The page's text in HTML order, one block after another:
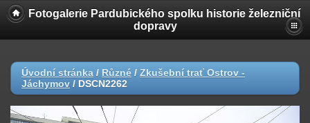
Fotogalerie Pardubického spolku historie železniční
dopravy
Úvodní stránka / Různé / Zkušební trať Ostrov -
Jáchymov / DSCN2262